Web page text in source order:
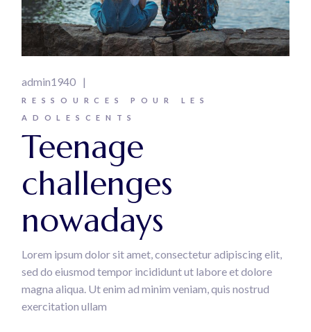
admin1940
RESSOURCES POUR LES
ADOLESCENTS
Teenage
challenges
nowadays
Lorem ipsum dolor sit amet, consectetur adipiscing elit,
sed do eiusmod tempor incididunt ut labore et dolore
magna aliqua. Ut enim ad minim veniam, quis nostrud
exercitation ullam